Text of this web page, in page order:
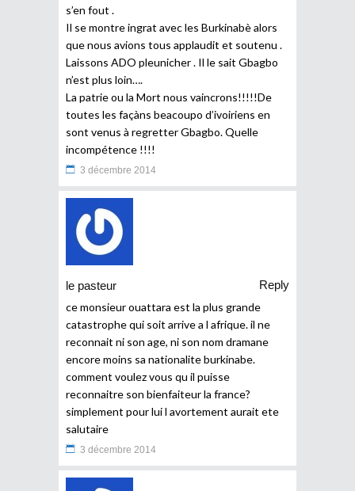
s’en fout .
Il se montre ingrat avec les Burkinabè alors
que nous avions tous applaudit et soutenu .
Laissons ADO pleunicher . Il le sait Gbagbo
n’est plus loin….
La patrie ou la Mort nous vaincrons!!!!!De
toutes les façàns beacoupo d’ivoiriens en
sont venus à regretter Gbagbo. Quelle
incompétence !!!!
3 décembre 2014
le pasteur
Reply
ce monsieur ouattara est la plus grande
catastrophe qui soit arrive a l afrique. il ne
reconnait ni son age, ni son nom dramane
encore moins sa nationalite burkinabe.
comment voulez vous qu il puisse
reconnaitre son bienfaiteur la france?
simplement pour lui l avortement aurait ete
salutaire
3 décembre 2014